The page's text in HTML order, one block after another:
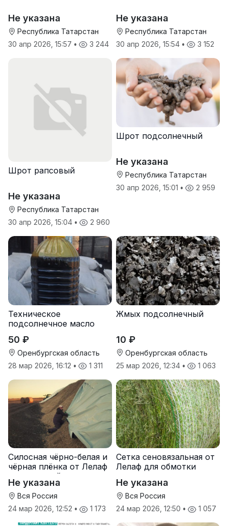
Не указана
Республика Татарстан
30 апр 2026, 15:57 • 3 244
Не указана
Республика Татарстан
30 апр 2026, 15:54 • 3 152
Шрот рапсовый
Не указана
Республика Татарстан
30 апр 2026, 15:04 • 2 960
Шрот подсолнечный
Не указана
Республика Татарстан
30 апр 2026, 15:01 • 2 959
Техническое
подсолнечное масло
50 ₽
Оренбургская область
28 мар 2026, 16:12 • 1 311
Жмых подсолнечный
10 ₽
Оренбургская область
25 мар 2026, 12:34 • 1 063
Силосная чёрно-белая и
чёрная плёнка от Лелаф
для траншей и ям
силоса/сенажа
Не указана
Вся Россия
24 мар 2026, 12:52 • 1 173
Сетка сеновязальная от
Лелаф для обмотки
Не указана
Вся Россия
24 мар 2026, 12:50 • 1 057